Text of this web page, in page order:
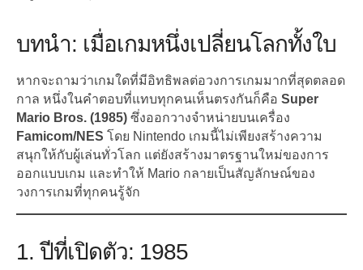
บทนำ: เมื่อเกมหนึ่งเปลี่ยนโลกทั้งใบ
หากจะถามว่าเกมใดที่มีอิทธิพลต่อวงการเกมมากที่สุดตลอด
กาล หนึ่งในคำตอบที่แทบทุกคนเห็นตรงกันก็คือ Super
Mario Bros. (1985) ซึ่งออกวางจำหน่ายบนเครื่อง
Famicom/NES โดย Nintendo เกมนี้ไม่เพียงสร้างความ
สนุกให้กับผู้เล่นทั่วโลก แต่ยังสร้างมาตรฐานใหม่ของการ
ออกแบบเกม และทำให้ Mario กลายเป็นสัญลักษณ์ของ
วงการเกมที่ทุกคนรู้จัก
1. ปีที่เปิดตัว: 1985